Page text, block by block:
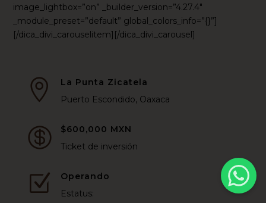
image_lightbox=”on” _builder_version=”4.27.4″
_module_preset=”default” global_colors_info=”{}”]
[/dica_divi_carouselitem][/dica_divi_carousel]

La Punta Zicatela
Puerto Escondido, Oaxaca

$600,000 MXN
Ticket de inversión
Z
Operando
Estatus: